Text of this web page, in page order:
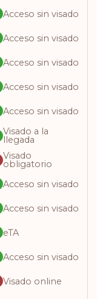
Acceso sin visado
Acceso sin visado
Acceso sin visado
Acceso sin visado
Acceso sin visado
Visado a la
llegada
Visado
obligatorio
Acceso sin visado
Acceso sin visado
eTA
Acceso sin visado
Visado online